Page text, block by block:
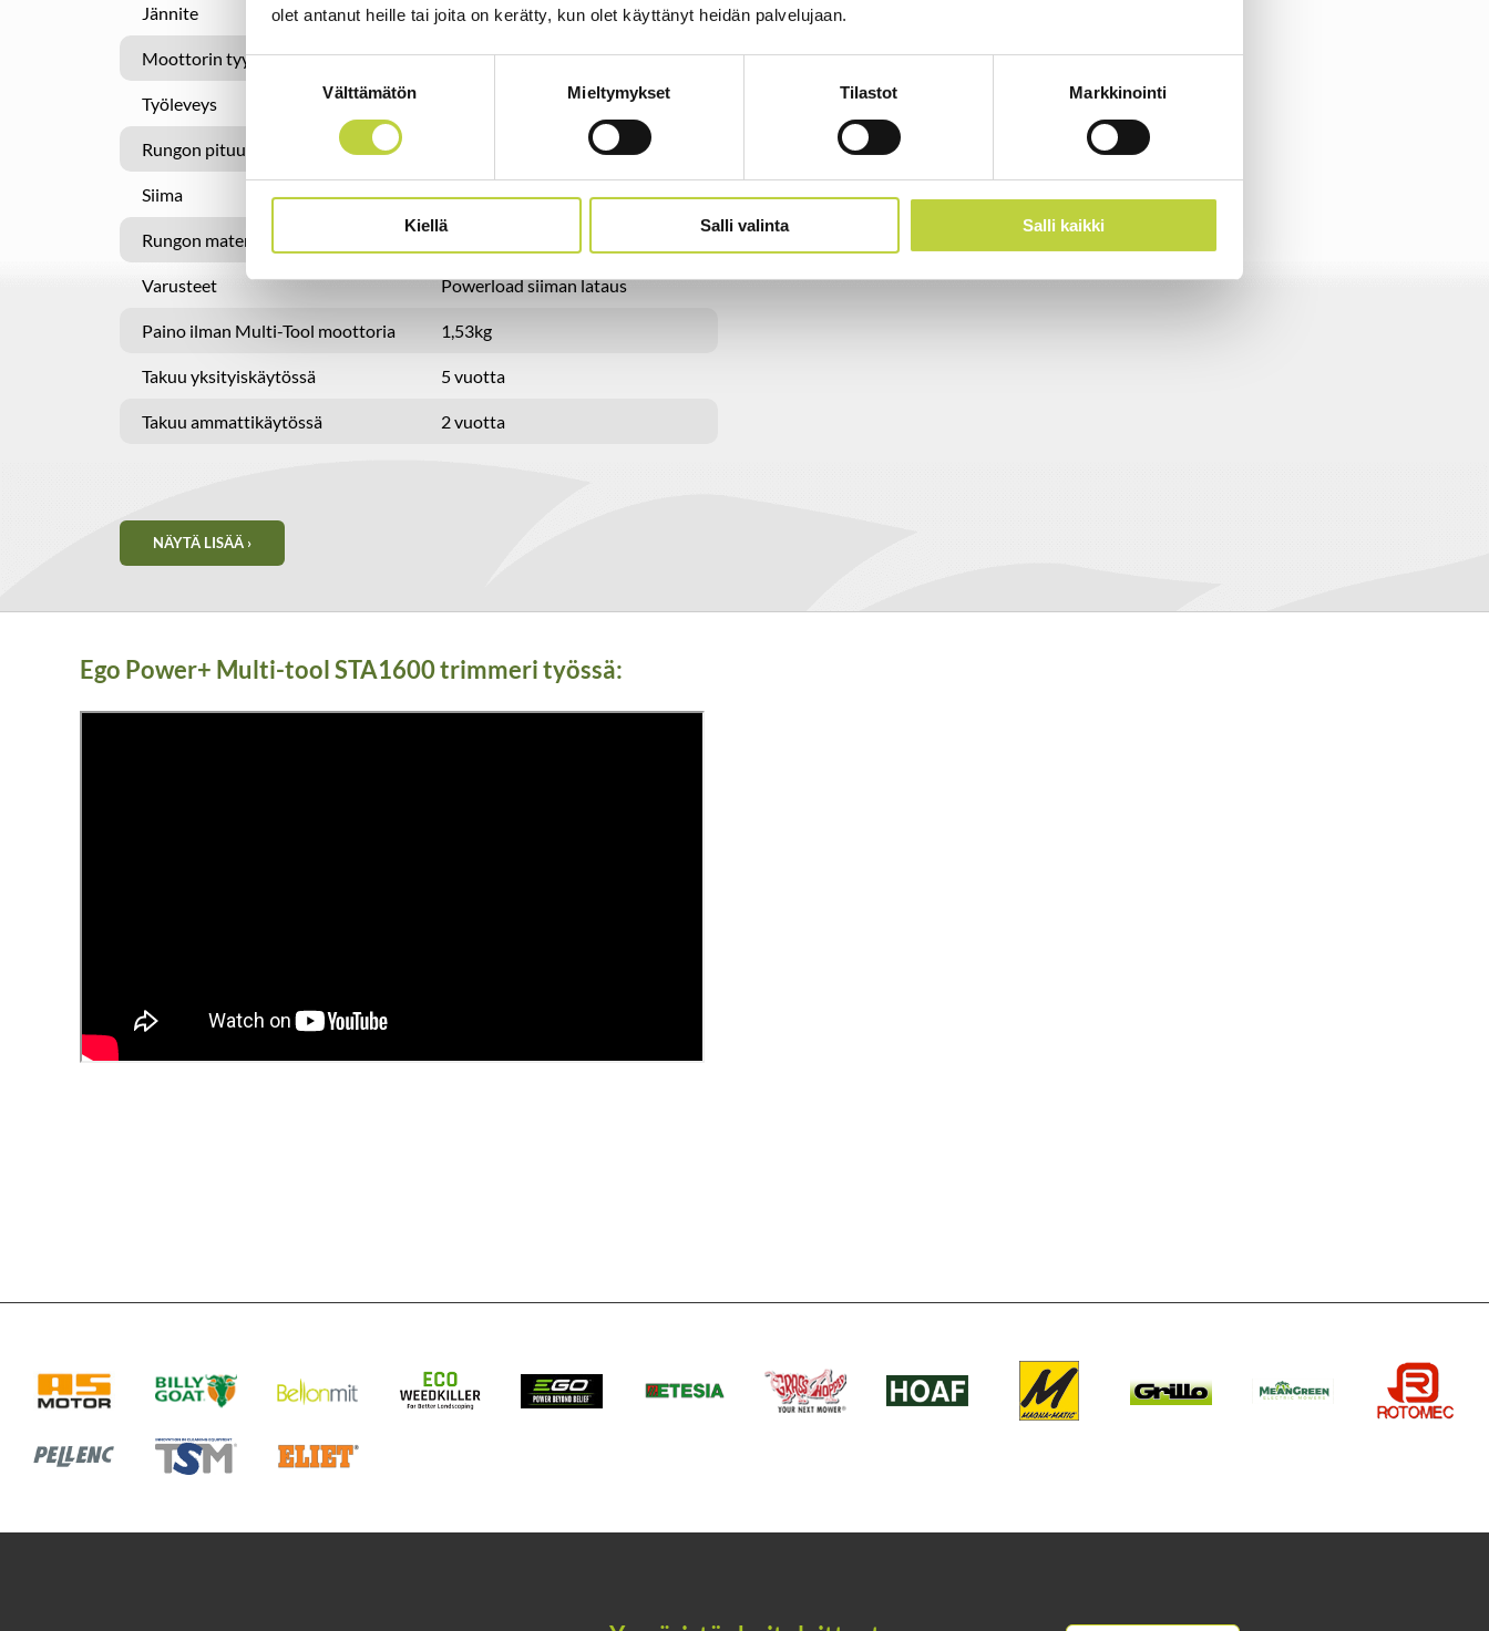
olet antanut heille tai joita on kerätty, kun olet käyttänyt heidän palvelujaan.
Suostumuksen
Välttämätön Mieltymykset Tilastot Markkinointi
Kiellä Salli valinta Salli kaikki
Jännite 56V
Moottorin tyyppi Harjaton
Työleveys
Rungon pituus
Siima 2,4mm
Rungon materiaali
Varusteet Powerload siiman lataus
Paino ilman Multi-Tool moottoria 1,53kg
Takuu yksityiskäytössä 5 vuotta
Takuu ammattikäytössä 2 vuotta
NÄYTÄ LISÄÄ ›
Ego Power+ Multi-tool STA1600 trimmeri työssä: